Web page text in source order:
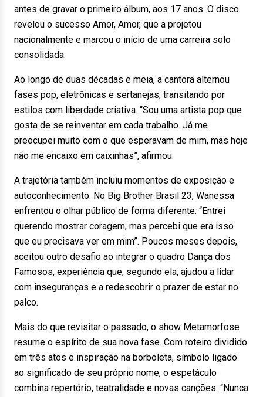
antes de gravar o primeiro álbum, aos 17 anos. O disco
revelou o sucesso Amor, Amor, que a projetou
nacionalmente e marcou o início de uma carreira solo
consolidada.
Ao longo de duas décadas e meia, a cantora alternou
fases pop, eletrônicas e sertanejas, transitando por
estilos com liberdade criativa. “Sou uma artista pop que
gosta de se reinventar em cada trabalho. Já me
preocupei muito com o que esperavam de mim, mas hoje
não me encaixo em caixinhas”, afirmou.
A trajetória também incluiu momentos de exposição e
autoconhecimento. No Big Brother Brasil 23, Wanessa
enfrentou o olhar público de forma diferente: “Entrei
querendo mostrar coragem, mas percebi que era isso
que eu precisava ver em mim”. Poucos meses depois,
aceitou outro desafio ao integrar o quadro Dança dos
Famosos, experiência que, segundo ela, ajudou a lidar
com inseguranças e a redescobrir o prazer de estar no
palco.
Mais do que revisitar o passado, o show Metamorfose
resume o espírito de sua nova fase. Com roteiro dividido
em três atos e inspiração na borboleta, símbolo ligado
ao significado de seu próprio nome, o espetáculo
combina repertório, teatralidade e novas canções. “Nunca